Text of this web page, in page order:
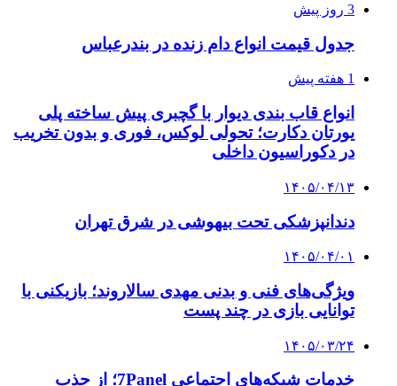
3 روز پیش
جدول قیمت انواع دام زنده در بندرعباس
1 هفته پیش
انواع قاب بندی دیوار با گچبری پیش ساخته پلی
یورتان دکارت؛ تحولی لوکس، فوری و بدون تخریب
در دکوراسیون داخلی
۱۴۰۵/۰۴/۱۳
دندانپزشکی تحت بیهوشی در شرق تهران
۱۴۰۵/۰۴/۰۱
ویژگی‌های فنی و بدنی مهدی سالاروند؛ بازیکنی با
توانایی بازی در چند پست
۱۴۰۵/۰۳/۲۴
خدمات شبکه‌های اجتماعی 7Panel؛ از جذب